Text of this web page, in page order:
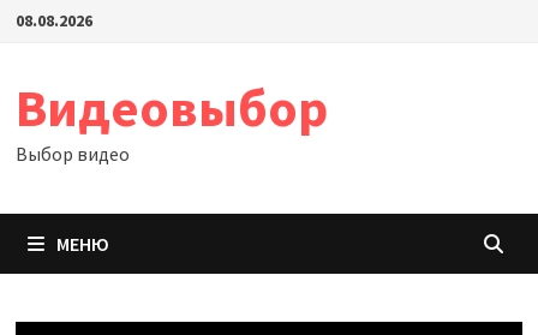
Перейти
08.08.2026
Видеовыбор
Выбор видео
МЕНЮ